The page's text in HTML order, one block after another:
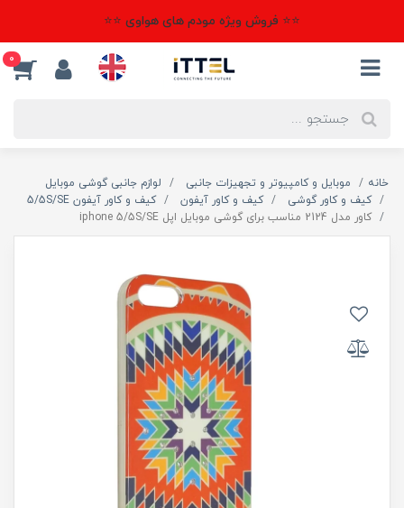
⭐⭐ فروش ویژه مودم های هواوی ⭐⭐
0
خانه موبایل و کامپیوتر و تجهیزات جانبی
لوازم جانبی گوشی موبایل
کیف و کاور گوشی
کیف و کاور آیفون
کیف و کاور آیفون 5/5S/SE
کاور مدل 2124 مناسب برای گوشی موبایل اپل iphone 5/5S/SE